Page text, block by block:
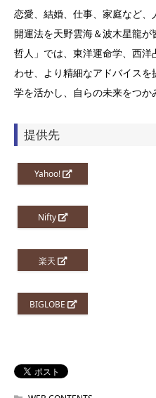
恋愛、結婚、仕事、家庭など
開運法を天野雲海＆波木星龍
哲人」では、東洋運命学、西
わせ、より精細なアドバイス
学を活かし、自らの未来をつか
提供先
Yahoo!
Nifty
楽天
BIGLOBE